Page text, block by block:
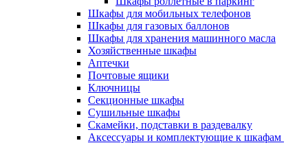
Шкафы для мобильных телефонов
Шкафы для газовых баллонов
Шкафы для хранения машинного масла
Хозяйственные шкафы
Аптечки
Почтовые ящики
Ключницы
Секционные шкафы
Сушильные шкафы
Скамейки, подставки в раздевалку
Аксессуары и комплектующие к шкафам